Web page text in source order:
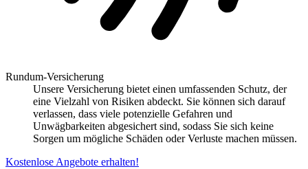
Rundum-Versicherung
Unsere Versicherung bietet einen umfassenden Schutz, der
eine Vielzahl von Risiken abdeckt. Sie können sich darauf
verlassen, dass viele potenzielle Gefahren und
Unwägbarkeiten abgesichert sind, sodass Sie sich keine
Sorgen um mögliche Schäden oder Verluste machen müssen.
Kostenlose Angebote erhalten!